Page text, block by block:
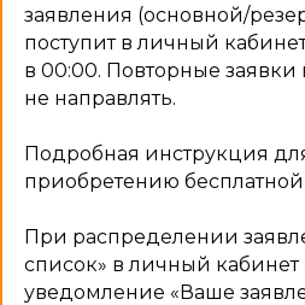
заявления (основной/
поступит в личный
в 00:00. Повторные заявки
не направлять.
Подробная инструкция
приобретению бесплатной
При распределении
список» в личный кабинет
уведомление «Ваше